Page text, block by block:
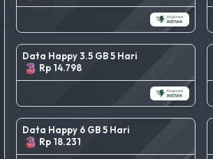
Data Happy 3.5 GB 5 Hari
Rp 14.798
Data Happy 6 GB 5 Hari
Rp 18.231